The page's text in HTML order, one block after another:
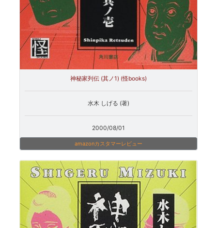
神秘家列伝 (其ノ1) (怪books)
水木 しげる (著)
2000/08/01
amazonカスタマーレビュー